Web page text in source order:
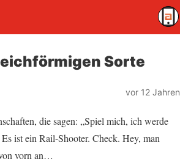
Sorte
vor 12 Jahren
die sagen: „Spiel mich, ich werde
ist ein Rail-Shooter. Check. Hey, man
vorn an…